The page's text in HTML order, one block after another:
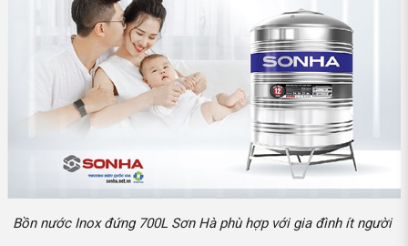
Bồn nước Inox đứng 700L Sơn Hà phù hợp với gia đình ít người